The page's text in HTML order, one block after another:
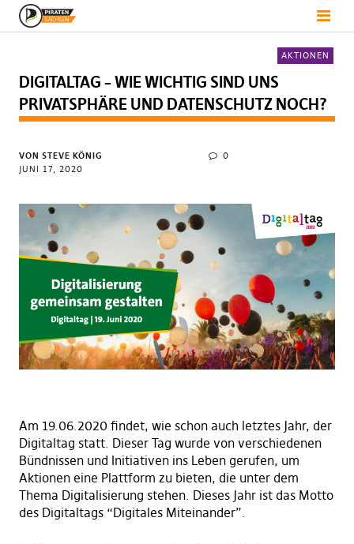
AKTIONEN
DIGITALTAG – WIE WICHTIG SIND UNS
PRIVATSPHÄRE UND DATENSCHUTZ NOCH?
VON STEVE KÖNIG
JUNI 17, 2020
0
Am 19.06.2020 findet, wie schon auch letztes Jahr, der
Digitaltag statt. Dieser Tag wurde von verschiedenen
Bündnissen und Initiativen ins Leben gerufen, um
Aktionen eine Plattform zu bieten, die unter dem
Thema Digitalisierung stehen. Dieses Jahr ist das Motto
des Digitaltags “Digitales Miteinander”.